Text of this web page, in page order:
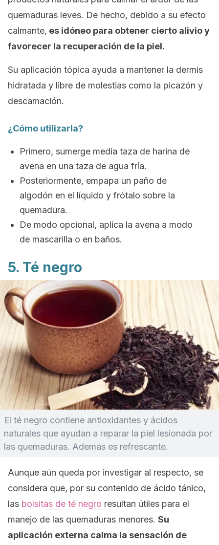
quemaduras leves. De hecho, debido a su efecto
calmante, es idóneo para obtener cierto alivio y
favorecer la recuperación de la piel.
Su aplicación tópica ayuda a mantener la dermis
hidratada y libre de molestias como la picazón y
descamación.
¿Cómo utilizarla?
Primero, sumerge media taza de harina de
avena en una taza de agua fría.
Posteriormente, empapa un paño de
algodón en el líquido y frótalo sobre la
quemadura.
De modo opcional, aplica la avena a modo
de mascarilla o en baños.
5. Té negro
El té negro contiene antioxidantes y ácidos
naturales que ayudan a reparar la piel lesionada por
las quemaduras. Además es refrescante.
Aunque aún queda por investigar al respecto, se
considera que, por su contenido de ácido tánico,
las bolsitas de té negro resultan útiles para el
manejo de las quemaduras menores. Su
aplicación externa calma la sensación de